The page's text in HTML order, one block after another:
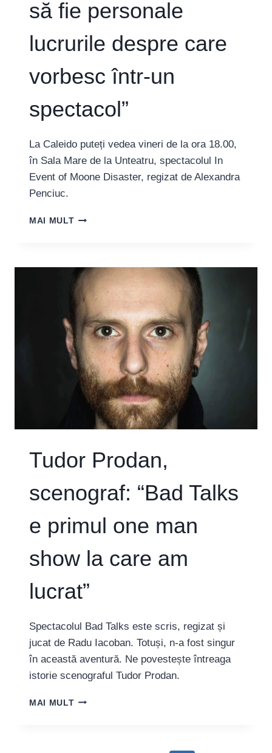
PE
NOSTRU.
CORESPUNZĂTOR
DIN
FACEM
PARTE”
să fie personale
lucrurile despre care
vorbesc într-un
spectacol”
La Caleido puteți vedea vineri de la ora 18.00,
în Sala Mare de la Unteatru, spectacolul In
Event of Moone Disaster, regizat de Alexandra
Penciuc.
MAI MULTALEXANDRA
MINE
E
IMPORTANT
SĂ
FIE
PERSONALE
LUCRURILE
DESPRE
CARE
VORBESC
ÎNTR-
Tudor Prodan,
scenograf: “Bad Talks
e primul one man
show la care am
lucrat”
Spectacolul Bad Talks este scris, regizat și
jucat de Radu Iacoban. Totuși, n-a fost singur
în această aventură. Ne povestește întreaga
istorie scenograful Tudor Prodan.
MAI MULTTUDOR